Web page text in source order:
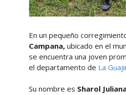
En un pequeño
Campana,ubicado en el
se encuentra una joven
el departamento de La
Su nombre es Sharol